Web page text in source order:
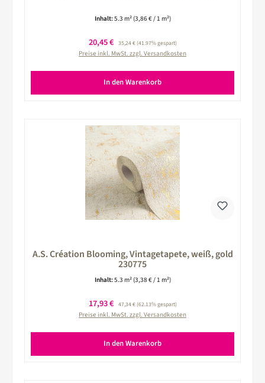
Inhalt:5.3 m² (3,86 € / 1 m²)
Verkaufspreis:
20,45 € Regulärer Preis:
35,24 €(41.97% gespart)
Preise inkl. MwSt. zzgl. Versandkosten
In den Warenkorb
A.S. Création Blooming, Vintagetapete, weiß, gold
230775
Inhalt:5.3 m² (3,38 € / 1 m²)
Verkaufspreis:
17,93 € Regulärer Preis:
47,34 €(62.13% gespart)
Preise inkl. MwSt. zzgl. Versandkosten
In den Warenkorb